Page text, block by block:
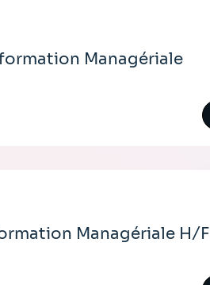
Managériale
Managériale H/F